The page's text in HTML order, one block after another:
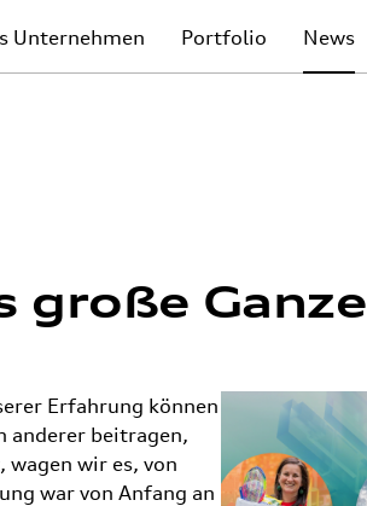
Unternehmen Portfolio News
große Ganze
Erfahrung können
anderer beitragen,
wir es, von
war von Anfang an